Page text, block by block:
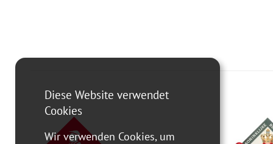
Diese Website verwendet
Cookies
Wir verwenden Cookies, um